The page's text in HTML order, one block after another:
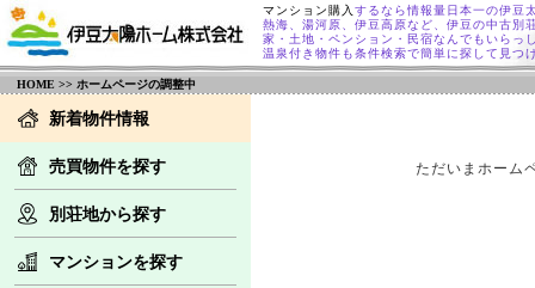
マンション購入 するなら情報量日本一の伊豆
熱海、湯河原、伊豆高原など、伊豆の中古別
家・土地・ペンション・民宿なんでもいらっ
温泉付き物件も条件検索で簡単に探して見つ
HOME >> ホームページの調整中
新着物件情報
売買物件を探す
別荘地から探す
マンションを探す
ただいまホーム